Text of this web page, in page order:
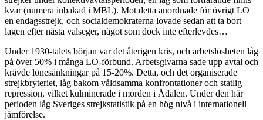
kvar (numera inbakad i MBL). Mot detta anordnade för övrigt LO
en endagsstrejk, och socialdemokraterna lovade sedan att ta bort
lagen efter nästa valseger, något som dock inte efterlevdes…
Under 1930-talets början var det återigen kris, och arbetslösheten låg
på över 50% i många LO-förbund. Arbetsgivarna sade upp avtal och
krävde lönesänkningar på 15-20%. Detta, och det organiserade
strejkbryteriet, låg bakom våldsamma konfrontationer och statlig
repression, vilket kulminerade i morden i Ådalen. Under den här
perioden låg Sveriges strejkstatistik på en hög nivå i internationell
jämförelse.